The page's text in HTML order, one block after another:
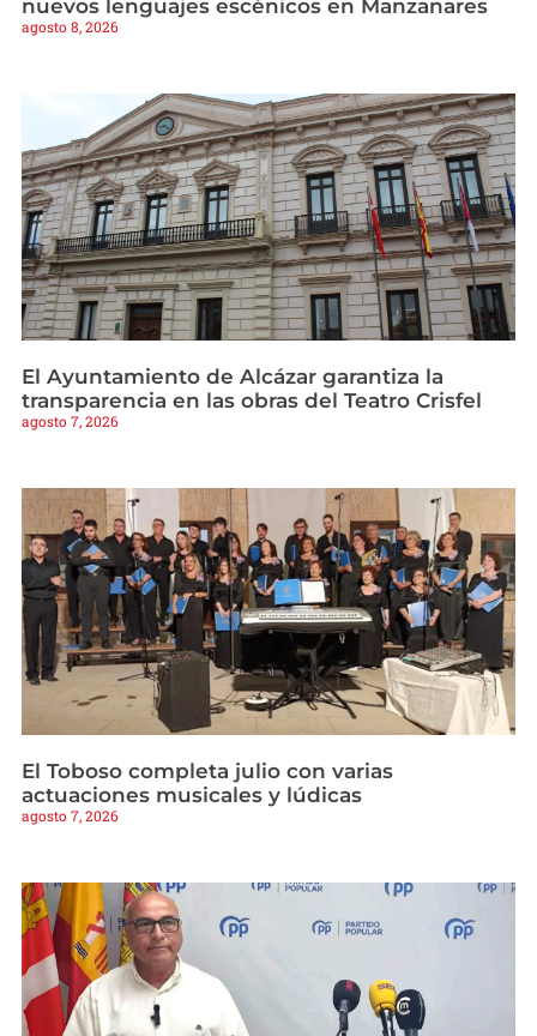
nuevos lenguajes escénicos en Manzanares
agosto 8, 2026
El Ayuntamiento de Alcázar garantiza la
transparencia en las obras del Teatro Crisfel
agosto 7, 2026
El Toboso completa julio con varias
actuaciones musicales y lúdicas
agosto 7, 2026